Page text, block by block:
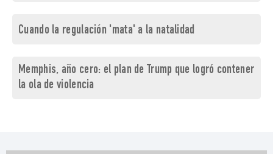
Cuando la regulación 'mata' a la natalidad
Memphis, año cero: el plan de Trump que logró contener
la ola de violencia